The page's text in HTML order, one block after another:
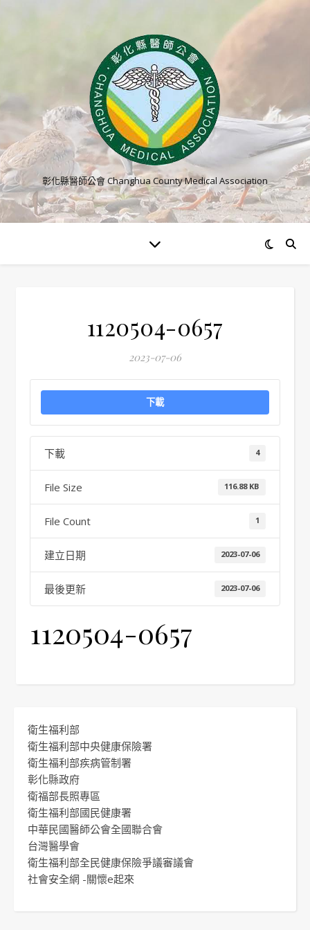
彰化縣醫師公會 Changhua County Medical Association
1120504-0657
2023-07-06
下載
下載 4
File Size 116.88 KB
File Count 1
建立日期 2023-07-06
最後更新 2023-07-06
1120504-0657
衛生福利部
衛生福利部中央健康保險署
衛生福利部疾病管制署
彰化縣政府
衛福部長照專區
衛生福利部國民健康署
中華民國醫師公會全國聯合會
台灣醫學會
衛生福利部全民健康保險爭議審議會
社會安全網 -關懷e起來